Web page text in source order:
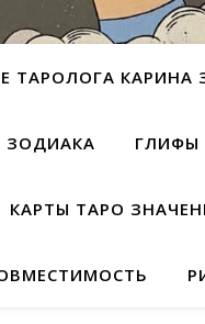
ТАРОЛОГА КАРИНА
ЗОДИАКА ГЛИФЫ
КАРТЫ ТАРО